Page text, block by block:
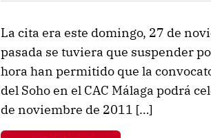
La cita era este domingo, 27 de
pasada se tuviera que suspender
hora han permitido que la
del Soho en el CAC Málaga podrá
de noviembre de 2011 […]